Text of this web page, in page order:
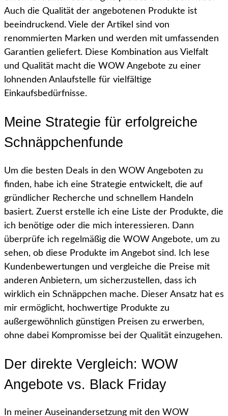
Auch die Qualität der angebotenen Produkte ist
beeindruckend. Viele der Artikel sind von
renommierten Marken und werden mit umfassenden
Garantien geliefert. Diese Kombination aus Vielfalt
und Qualität macht die WOW Angebote zu einer
lohnenden Anlaufstelle für vielfältige
Einkaufsbedürfnisse.
Meine Strategie für erfolgreiche
Schnäppchenfunde
Um die besten Deals in den WOW Angeboten zu
finden, habe ich eine Strategie entwickelt, die auf
gründlicher Recherche und schnellem Handeln
basiert. Zuerst erstelle ich eine Liste der Produkte, die
ich benötige oder die mich interessieren. Dann
überprüfe ich regelmäßig die WOW Angebote, um zu
sehen, ob diese Produkte im Angebot sind. Ich lese
Kundenbewertungen und vergleiche die Preise mit
anderen Anbietern, um sicherzustellen, dass ich
wirklich ein Schnäppchen mache. Dieser Ansatz hat es
mir ermöglicht, hochwertige Produkte zu
außergewöhnlich günstigen Preisen zu erwerben,
ohne dabei Kompromisse bei der Qualität einzugehen.
Der direkte Vergleich: WOW
Angebote vs. Black Friday
In meiner Auseinandersetzung mit den WOW